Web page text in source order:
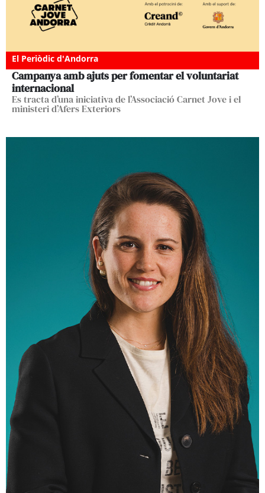
El Periòdic d'Andorra
Campanya amb ajuts per fomentar el voluntariat
internacional
Es tracta d’una iniciativa de l’Associació Carnet Jove i el
ministeri d’Afers Exteriors